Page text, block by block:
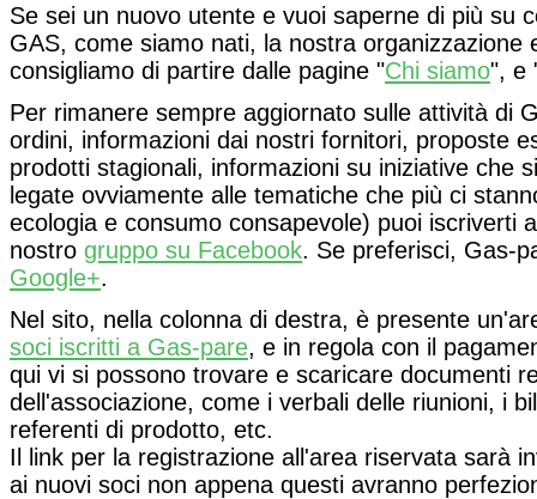
Se sei un nuovo utente e vuoi saperne di più su
GAS, come siamo nati, la nostra organizzazione
consigliamo di partire dalle pagine "Chi siamo", e
Per rimanere sempre aggiornato sulle attività di
ordini, informazioni dai nostri fornitori, proposte
prodotti stagionali, informazioni su iniziative che
legate ovviamente alle tematiche che più ci
ecologia e consumo consapevole) puoi iscriverti
nostro gruppo su Facebook. Se preferisci, Gas-
Google+.
Nel sito, nella colonna di destra, è presente
soci iscritti a Gas-pare, e in regola con il
qui vi si possono trovare e scaricare documenti
dell'associazione, come i verbali delle riunioni, i
referenti di prodotto, etc.
Il link per la registrazione all'area riservata sarà
ai nuovi soci non appena questi avranno